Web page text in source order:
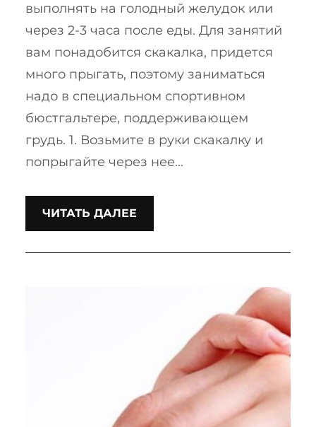
выполнять на голодный желудок или
через 2-3 часа после еды. Для занятий
вам понадобится скакалка, придется
много прыгать, поэтому заниматься
надо в специальном спортивном
бюстгальтере, поддерживающем
грудь. 1. Возьмите в руки скакалку и
попрыгайте через нее…
ЧИТАТЬ ДАЛЕЕ